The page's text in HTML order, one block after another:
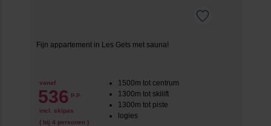
Fijn appartement in Les Gets met sauna!
vanaf
536 p.p.
incl. skipas
( bij 4 personen )
1500m tot centrum
1300m tot skilift
1300m tot piste
logies